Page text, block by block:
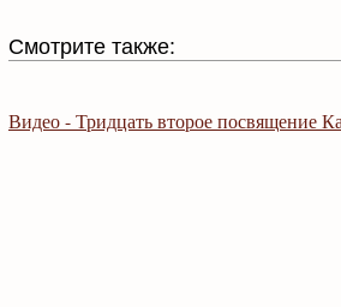
Смотрите также:
Видео - Тридцать второе посвящение